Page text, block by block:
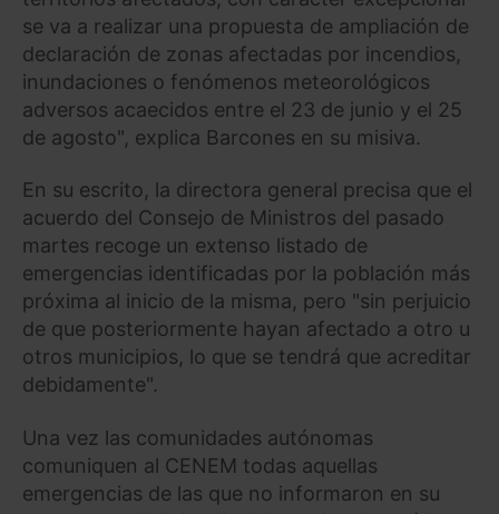
se va a realizar una propuesta de ampliación de
declaración de zonas afectadas por incendios,
inundaciones o fenómenos meteorológicos
adversos acaecidos entre el 23 de junio y el 25
de agosto", explica Barcones en su misiva.
En su escrito, la directora general precisa que el
acuerdo del Consejo de Ministros del pasado
martes recoge un extenso listado de
emergencias identificadas por la población más
próxima al inicio de la misma, pero "sin perjuicio
de que posteriormente hayan afectado a otro u
otros municipios, lo que se tendrá que acreditar
debidamente".
Una vez las comunidades autónomas
comuniquen al CENEM todas aquellas
emergencias de las que no informaron en su